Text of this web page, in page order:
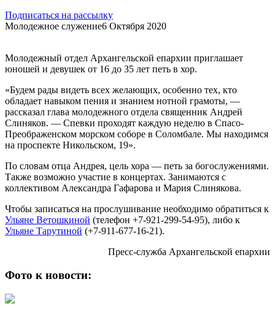
Подписаться на рассылку
Молодежное служение6 Октября 2020
Молодежный отдел Архангельской епархии приглашает
юношей и девушек от 16 до 35 лет петь в хор.
«Будем рады видеть всех желающих, особенно тех, кто
обладает навыком пения и знанием нотной грамоты, —
рассказал глава молодежного отдела священник Андрей
Слиняков. — Спевки проходят каждую неделю в Спасо-
Преображенском морском соборе в Соломбале. Мы находимся
на проспекте Никольском, 19».
По словам отца Андрея, цель хора — петь за богослужениями.
Также возможно участие в концертах. Занимаются с
коллективом Александра Гафарова и Мария Слинякова.
Чтобы записаться на прослушивание необходимо обратиться к
Ульяне Ветошкиной (телефон +7-921-299-54-95), либо к
Ульяне Тарутиной (+7-911-677-16-21).
Пресс-служба Архангельской епархии
Фото к новости: